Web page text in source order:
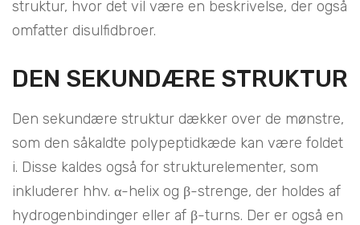
struktur, hvor det vil være en beskrivelse, der også
omfatter disulfidbroer.
DEN SEKUNDÆRE STRUKTUR
Den sekundære struktur dækker over de mønstre,
som den såkaldte polypeptidkæde kan være foldet
i. Disse kaldes også for strukturelementer, som
inkluderer hhv. α-helix og β-strenge, der holdes af
hydrogenbindinger eller af β-turns. Der er også en